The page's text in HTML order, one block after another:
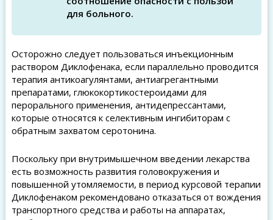
для больного.
Осторожно следует пользоваться инъекционным
раствором Диклофенака, если параллельно проводится
терапия антикоагулянтами, антиагрегантными
препаратами, глюкокортикостероидами для
перорального применения, антидепрессантами,
которые относятся к селективным ингибиторам с
обратным захватом серотонина.
Поскольку при внутримышечном введении лекарства
есть возможность развития головокружения и
повышенной утомляемости, в период курсовой терапии
Диклофенаком рекомендовано отказаться от вождения
транспортного средства и работы на аппаратах,